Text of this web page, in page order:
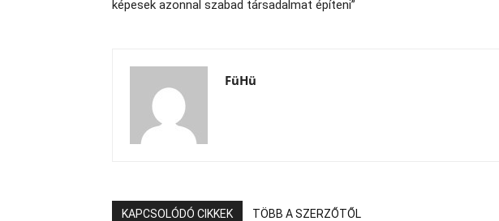
képesek azonnal szabad társadalmat építeni”
FüHü
KAPCSOLÓDÓ CIKKEK TÖBB A SZERZŐTŐL